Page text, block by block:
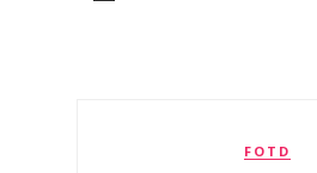
FOTD